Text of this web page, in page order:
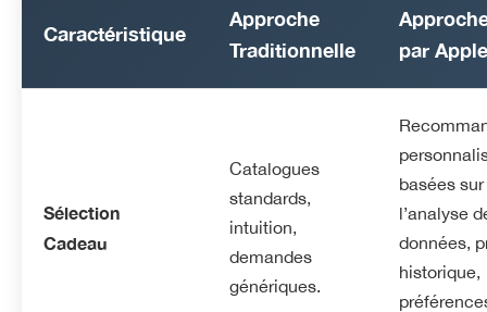
Caractéristique
Approche
Traditionnelle
par
Sélection
Cadeau
Catalogues
standards,
intuition,
demandes
génériques.
basées sur
l’analyse
données,
historique,